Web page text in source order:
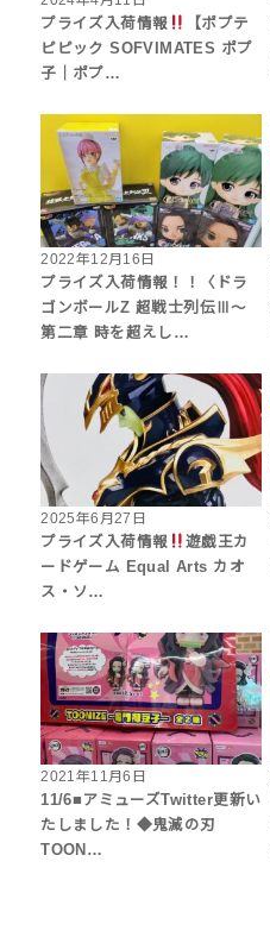
プライズ入荷情報
【ポプテ
ピピック SOFVIMATES ポプ
子｜ポプ…
2022年12月16日
プライズ入荷情報！！〈ドラ
ゴンボールZ 超戦士列伝Ⅲ〜
第二章 時を超えし…
2025年6月27日
プライズ入荷情報
遊戯王カ
ードゲーム Equal Arts カオ
ス・ソ…
2021年11月6日
11/6■アミューズTwitter更新い
たしました！◆鬼滅の刃
TOON…